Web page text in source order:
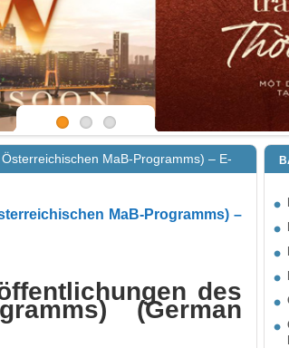
MaB-Programms) – E-
MaB-Programms) –
des
(German